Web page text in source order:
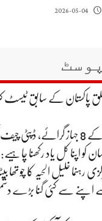
2026-05-04
پاکستان کے سابق ٹیسٹ
کو اپنا کل یاد رکھنا
خلیل الحیہ کا چوتھا
اپنے سے کئی گنا بڑے